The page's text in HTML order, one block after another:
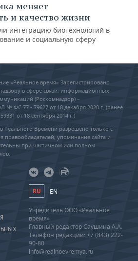
меняет
и качество жизни
интеграцию биотехнологий в
и социальную сферу
«Реальное время» Зарегистрировано
в сфере связи, информационных
(Роскомнадзор) –
№ ФС 77 - 79627 от 18 декабря 2020 г. (ранее
от 18 сентября 2014 г.)
Реального Времени разрешено только с
правообладателей, упоминание сайта и
при частичном или полном
RU EN
Учредитель ООО «Реальное
время»
Главный редактор Саушина А.А.
Телефон редакции: +7 (843) 222-
90-80
info@realnoevremya.ru